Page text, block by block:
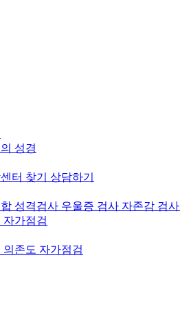
성경
터 찾기 상담하기
성격검사 우울증 검사 자존감 검사
가점검
의존도 자가점검